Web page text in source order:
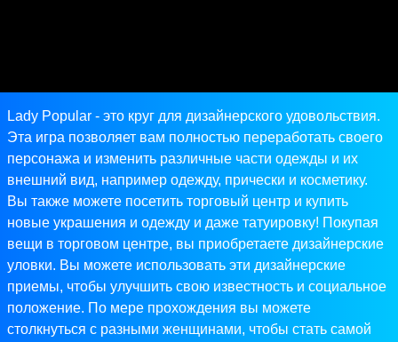
Lady Popular - это круг для дизайнерского удовольствия.
Эта игра позволяет вам полностью переработать своего
персонажа и изменить различные части одежды и их
внешний вид, например одежду, прически и косметику.
Вы также можете посетить торговый центр и купить
новые украшения и одежду и даже татуировку! Покупая
вещи в торговом центре, вы приобретаете дизайнерские
уловки. Вы можете использовать эти дизайнерские
приемы, чтобы улучшить свою известность и социальное
положение. По мере прохождения вы можете
столкнуться с разными женщинами, чтобы стать самой